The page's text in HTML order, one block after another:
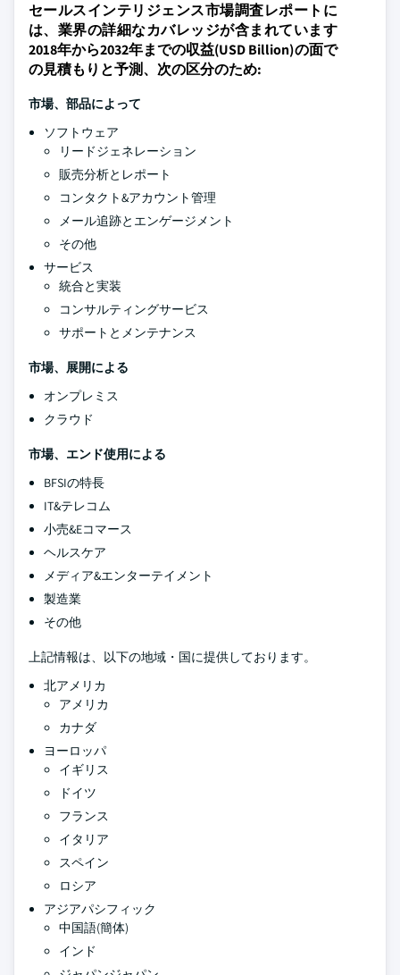
セールスインテリジェンス市場調査レポートに
は、業界の詳細なカバレッジが含まれています
2018年から2032年までの収益(USD Billion)の面で
の見積もりと予測、次の区分のため:
市場、部品によって
ソフトウェア
リードジェネレーション
販売分析とレポート
コンタクト&アカウント管理
メール追跡とエンゲージメント
その他
サービス
統合と実装
コンサルティングサービス
サポートとメンテナンス
市場、展開による
オンプレミス
クラウド
市場、エンド使用による
BFSIの特長
IT&テレコム
小売&Eコマース
ヘルスケア
メディア&エンターテイメント
製造業
その他
上記情報は、以下の地域・国に提供しております。
北アメリカ
アメリカ
カナダ
ヨーロッパ
イギリス
ドイツ
フランス
イタリア
スペイン
ロシア
アジアパシフィック
中国語(簡体)
インド